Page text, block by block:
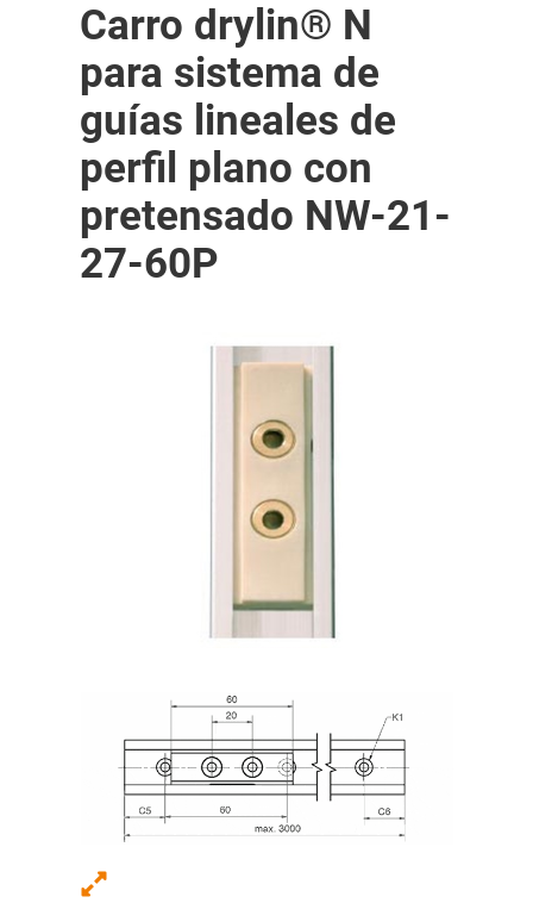
Carro drylin® N
para sistema de
guías lineales de
perfil plano con
pretensado NW-21-
27-60P